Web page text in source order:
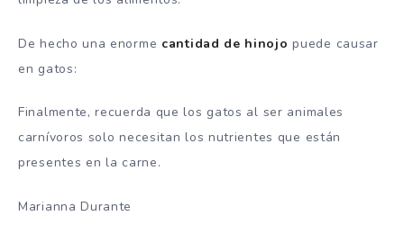
De hecho una enorme cantidad de hinojo puede causar
en gatos:
Finalmente, recuerda que los gatos al ser animales
carnívoros solo necesitan los nutrientes que están
presentes en la carne.
Marianna Durante